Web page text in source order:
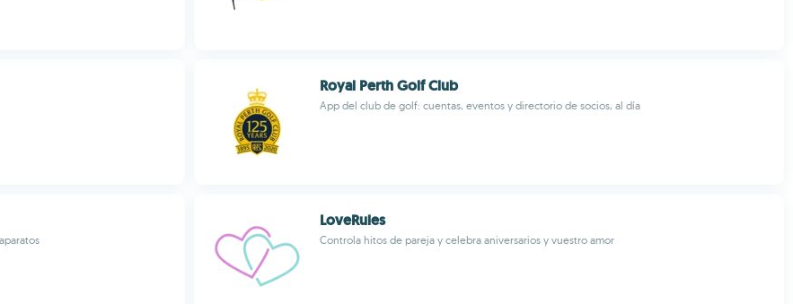
Royal Perth Golf Club
App del club de golf: cuentas, eventos y directorio de socios, al día
LoveRules
Controla hitos de pareja y celebra aniversarios y vuestro amor